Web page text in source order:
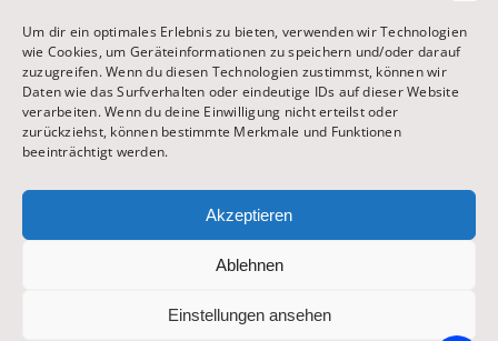
Um dir ein optimales Erlebnis zu bieten, verwenden wir Technologien
wie Cookies, um Geräteinformationen zu speichern und/oder darauf
zuzugreifen. Wenn du diesen Technologien zustimmst, können wir
Daten wie das Surfverhalten oder eindeutige IDs auf dieser Website
verarbeiten. Wenn du deine Einwilligung nicht erteilst oder
zurückziehst, können bestimmte Merkmale und Funktionen
beeinträchtigt werden.
Akzeptieren
Ablehnen
Einstellungen ansehen
Entertainment
Oktoberfest & Volksfeste
Zur Hauptseite